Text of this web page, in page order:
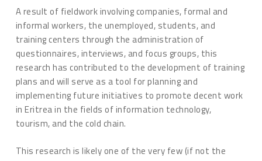
A result of fieldwork involving companies, formal and
informal workers, the unemployed, students, and
training centers through the administration of
questionnaires, interviews, and focus groups, this
research has contributed to the development of training
plans and will serve as a tool for planning and
implementing future initiatives to promote decent work
in Eritrea in the fields of information technology,
tourism, and the cold chain.
This research is likely one of the very few (if not the